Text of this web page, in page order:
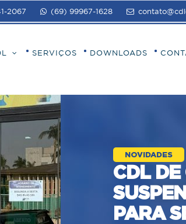
2067 (69) 99967-1628
SERVIÇOS DOWNLOADS
NOVIDADES
CDL
PARA